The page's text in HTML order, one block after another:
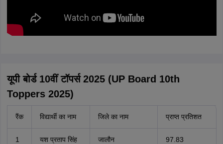
यूपी बोर्ड 10वीं टॉपर्स 2025 (UP Board 10th
Toppers 2025)
रैंक विद्यार्थी का नाम जिले का नाम प्राप्त प्रतिशत
1 यश प्रताप सिंह जालौन 97.83